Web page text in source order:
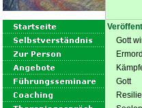
Gott
Gott